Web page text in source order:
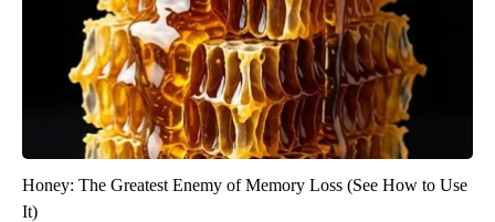
Honey: The Greatest Enemy of Memory Loss (See How to Use
It)